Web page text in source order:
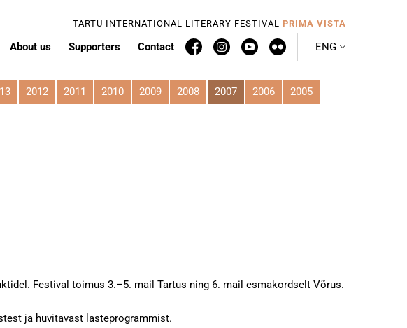
TARTU INTERNATIONAL LITERARY FESTIVAL PRIMA VISTA
About us Supporters Contact ENG
2012 2011 2010 2009 2008 2007 2006
2005
Festival toimus 3.–5. mail Tartus ning 6. mail esmakordselt Võrus.
ja huvitavast lasteprogrammist.